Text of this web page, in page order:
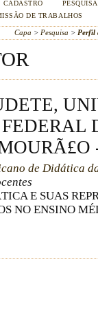
CADASTRO
PESQUISA
DE TRABALHOS
Capa > Pesquisa > Perfil
de Didática
E SUAS
NO ENSINO